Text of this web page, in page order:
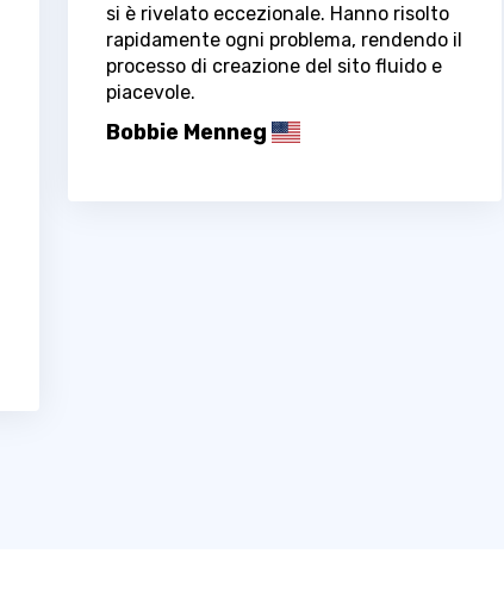
si è rivelato eccezionale. Hanno risolto
rapidamente ogni problema, rendendo il
processo di creazione del sito fluido e
piacevole.
Bobbie Menneg